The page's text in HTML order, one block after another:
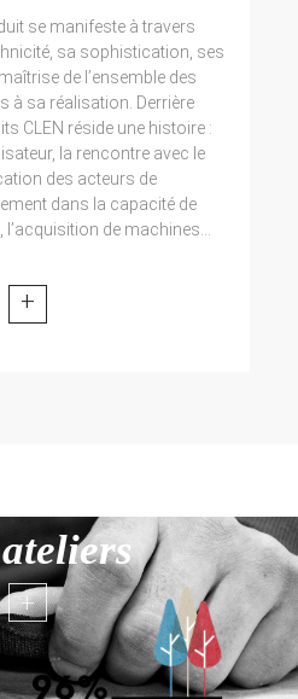
se manifeste à travers
sa sophistication, ses
de l’ensemble des
à sa réalisation. Derrière
CLEN réside une histoire :
la rencontre avec le
des acteurs de
dans la capacité de
de machines...
+
+